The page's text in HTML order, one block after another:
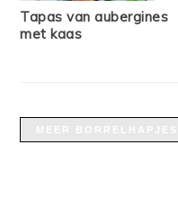
Tapas van aubergines
met kaas